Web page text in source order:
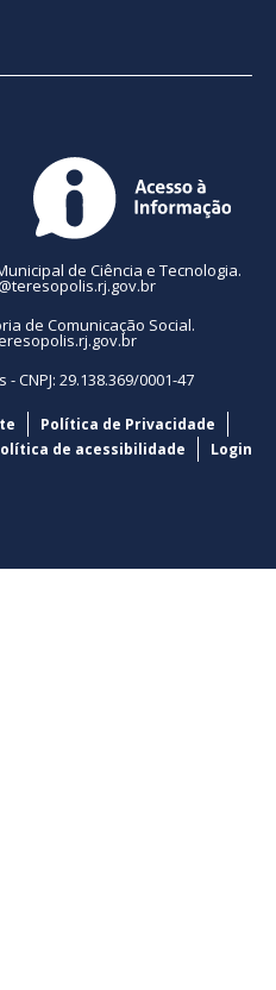
de Ciência e Tecnologia.
de Comunicação Social.
CNPJ: 29.138.369/0001-47
Política de Privacidade
de acessibilidade Login